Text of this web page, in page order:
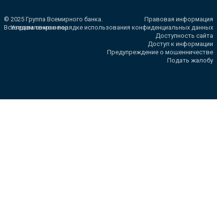
© 2025 Группа Всемирного банка.
Все права сохранены.
Правовая информация
Уведомление о порядке использования конфиденциальных данных
Доступность сайта
Доступ к информации
Предупреждение о мошенничестве
Подать жалобу